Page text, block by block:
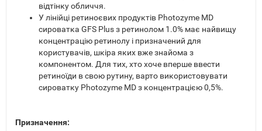
відтінку обличчя.
У лінійці ретиноєвих продуктів Photozyme MD
сироватка GFS Plus з ретинолом 1.0% має найвищу
концентрацію ретинолу і призначений для
користувачів, шкіра яких вже знайома з
компонентом. Для тих, хто хоче вперше ввести
ретиноїди в свою рутину, варто використовувати
сироватку Photozyme MD з концентрацією 0,5%.
Призначення: